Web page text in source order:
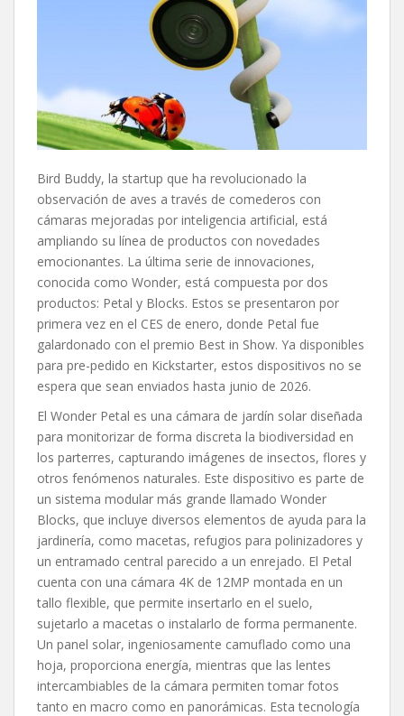
Bird Buddy, la startup que ha revolucionado la
observación de aves a través de comederos con
cámaras mejoradas por inteligencia artificial, está
ampliando su línea de productos con novedades
emocionantes. La última serie de innovaciones,
conocida como Wonder, está compuesta por dos
productos: Petal y Blocks. Estos se presentaron por
primera vez en el CES de enero, donde Petal fue
galardonado con el premio Best in Show. Ya disponibles
para pre-pedido en Kickstarter, estos dispositivos no se
espera que sean enviados hasta junio de 2026.
El Wonder Petal es una cámara de jardín solar diseñada
para monitorizar de forma discreta la biodiversidad en
los parterres, capturando imágenes de insectos, flores y
otros fenómenos naturales. Este dispositivo es parte de
un sistema modular más grande llamado Wonder
Blocks, que incluye diversos elementos de ayuda para la
jardinería, como macetas, refugios para polinizadores y
un entramado central parecido a un enrejado. El Petal
cuenta con una cámara 4K de 12MP montada en un
tallo flexible, que permite insertarlo en el suelo,
sujetarlo a macetas o instalarlo de forma permanente.
Un panel solar, ingeniosamente camuflado como una
hoja, proporciona energía, mientras que las lentes
intercambiables de la cámara permiten tomar fotos
tanto en macro como en panorámicas. Esta tecnología